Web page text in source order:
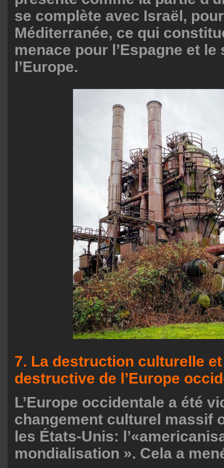
se complète avec Israël,
Méditerranée, ce qui
menace pour l’Espagne et le
l’Europe.
7. La destruction culturelle
destructive de l’Europe
L’Europe occidentale a été
changement culturel massif
les États-Unis:
mondialisation ». Cela a